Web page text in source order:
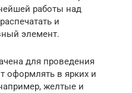
работы над
и
элемент.
для проведения
оформлять в ярких и
желтые и